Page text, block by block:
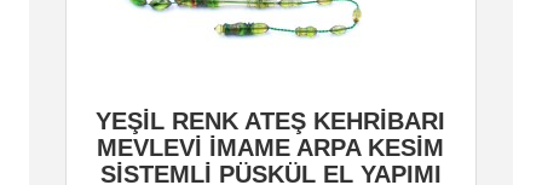
YEŞİL RENK ATEŞ KEHRİBARI
MEVLEVİ İMAME ARPA KESİM
SİSTEMLİ PÜSKÜL EL YAPIMI